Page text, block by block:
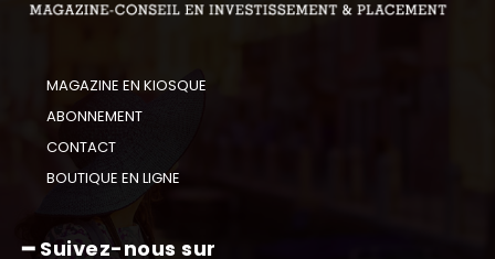
MAGAZINE EN KIOSQUE
ABONNEMENT
CONTACT
BOUTIQUE EN LIGNE
━ Suivez-nous sur